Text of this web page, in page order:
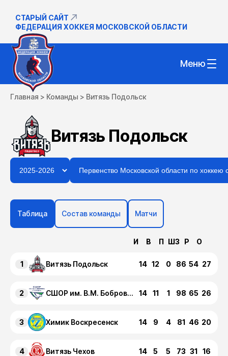
СТАРЫЙ САЙТ
ФЕДЕРАЦИЯ ХОККЕЯ МОСКОВСКОЙ ОБЛАСТИ
Меню
Главная > Команды > Витязь Подольск
Витязь Подольск
Таблица Состав команды Матчи
И В П ШЗ Р О
1 Витязь Подольск 14 12 0 86 54 27
2 СШОР им. В.М. Боброва Ступино 14 11 1 98 65 26
3 Химик Воскресенск 14 9 4 81 46 20
4 Витязь Чехов 14 5 5 73 31 16